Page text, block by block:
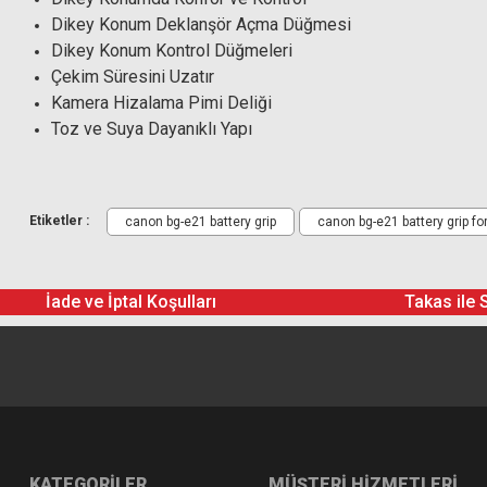
Dikey Konum Deklanşör Açma Düğmesi
Dikey Konum Kontrol Düğmeleri
Çekim Süresini Uzatır
Kamera Hizalama Pimi Deliği
Toz ve Suya Dayanıklı Yapı
Etiketler : canon bg-e21 battery grip canon bg-e21 battery grip
İade ve İptal Koşulları Takas ile